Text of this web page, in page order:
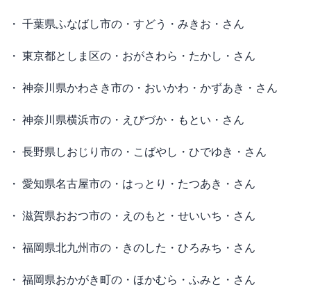
・ 千葉県ふなばし市の・すどう・みきお・さん
・ 東京都としま区の・おがさわら・たかし・さん
・ 神奈川県かわさき市の・おいかわ・かずあき・さん
・ 神奈川県横浜市の・えびづか・もとい・さん
・ 長野県しおじり市の・こばやし・ひでゆき・さん
・ 愛知県名古屋市の・はっとり・たつあき・さん
・ 滋賀県おおつ市の・えのもと・せいいち・さん
・ 福岡県北九州市の・きのした・ひろみち・さん
・ 福岡県おかがき町の・ほかむら・ふみと・さん